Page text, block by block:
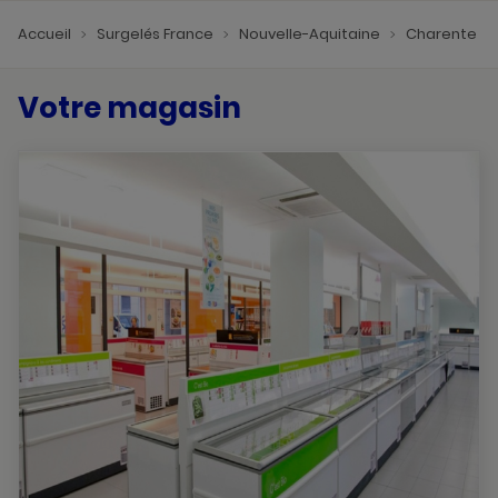
Accueil Surgelés France Nouvelle-Aquitaine Charente
Votre magasin